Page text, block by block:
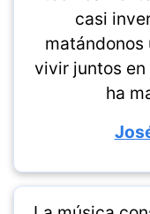
casi
matándonos
vivir juntos en
ha